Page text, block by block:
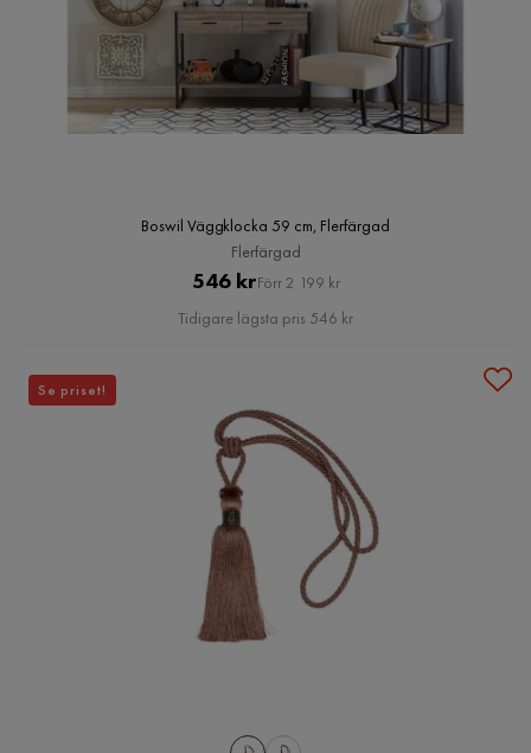
Boswil Väggklocka 59 cm, Flerfärgad
Flerfärgad
Pris
546 kr Original
Pris
Förr 2 199 kr
Tidigare lägsta pris 546 kr
Se priset!